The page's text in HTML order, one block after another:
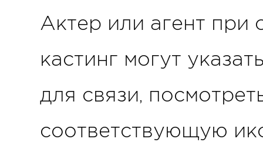
Актер или агент при
кастинг могут
для связи,
соответствующую